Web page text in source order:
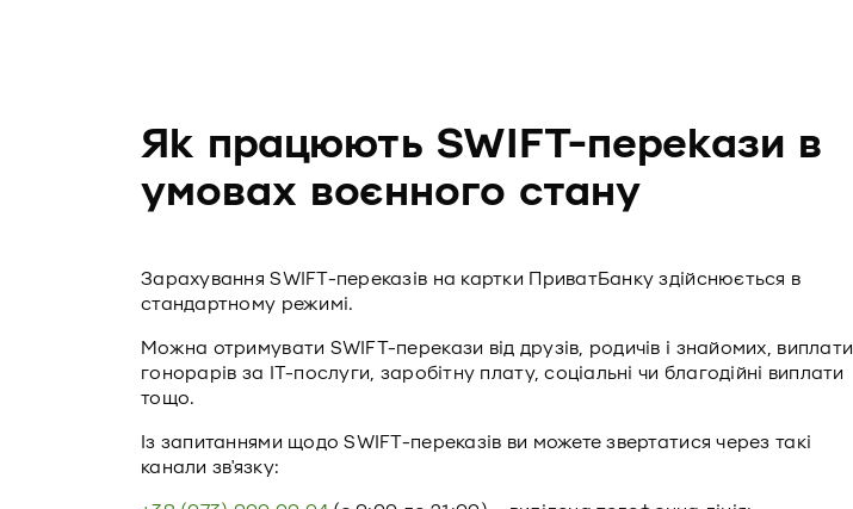
Як працюють SWIFT-перекази в
умовах воєнного стану
Зарахування SWIFT-переказів на картки ПриватБанку здійснюється в
стандартному режимі.
Можна отримувати SWIFT-перекази від друзів, родичів і знайомих, виплати
гонорарів за IT-послуги, заробітну плату, соціальні чи благодійні виплати
тощо.
Із запитаннями щодо SWIFT-переказів ви можете звертатися через такі
канали зв'язку: